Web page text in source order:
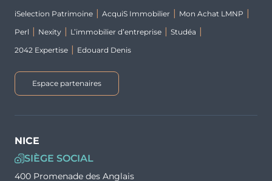
iSelection Patrimoine AcquiS Immobilier
Mon Achat LMNP
Perl
Nexity L’immobilier d’entreprise
Studéa
2042 Expertise
Edouard Denis
Espace partenaires
NICE
SIÈGE SOCIAL
400 Promenade des Anglais